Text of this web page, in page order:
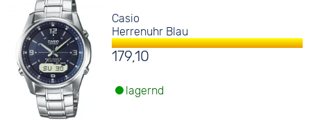
Casio
Herrenuhr Blau
179,10
lagernd